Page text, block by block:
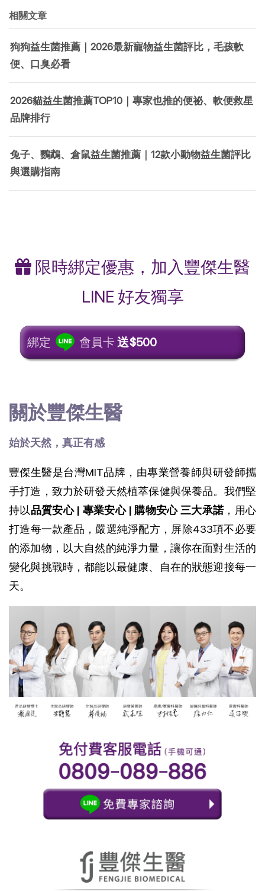
相關文章
狗狗益生菌推薦｜2026最新寵物益生菌評比，毛孩軟
便、口臭必看
2026貓益生菌推薦TOP10｜專家也推的便祕、軟便救星
品牌排行
兔子、鸚鵡、倉鼠益生菌推薦｜12款小動物益生菌評比
與選購指南
限時綁定優惠，加入豐傑生醫
LINE 好友獨享
綁定 會員卡送$500
關於豐傑生醫
始於天然，真正有感
豐傑生醫是台灣MIT品牌，由專業營養師與研發師攜
手打造，致力於研發天然植萃保健與保養品。我們堅
持以品質安心 | 專業安心 | 購物安心 三大承諾，用心
打造每一款產品， 嚴選純淨配方，屏除433項不必要
的添加物，以大自然的純淨力量，讓你在面對生活的
變化與挑戰時，都能以最健康、自在的狀態迎接每一
天。